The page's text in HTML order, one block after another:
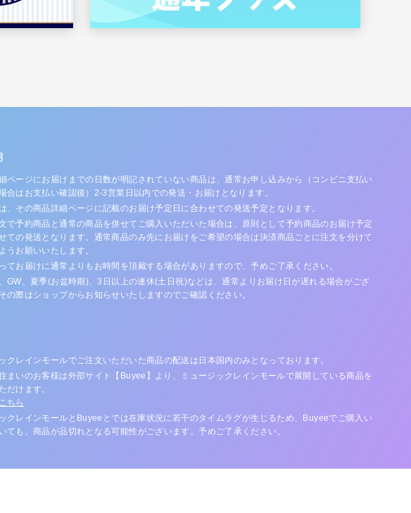
ページにお届けまでの日数が明記されていない商品は、通常お申し込みから（コンビニ支払い
合はお支払い確認後）2-3営業日以内での発送・お届けとなります。
、その商品詳細ページに記載のお届け予定日に合わせての発送予定となります。
で予約商品と通常の商品を併せてご購入いただいた場合は、原則として予約商品のお届け予定
ての発送となります。通常商品のみ先にお届けをご希望の場合は決済商品ごとに注文を分けて
うお願いいたします。
てお届けに通常よりもお時間を頂戴する場合がありますので、予めご了承ください。
GW、夏季(お盆時期)、3日以上の連休(土日祝)などは、通常よりお届け日が遅れる場合がござ
の際はショップからお知らせいたしますのでご確認ください。
クレインモールでご注文いただいた商品の配送は日本国内のみとなっております。
まいのお客様は外部サイト【Buyee】より、ミュージックレインモールで展開している商品を
だけます。
こちら
クレインモールとBuyeeとでは在庫状況に若干のタイムラグが生じるため、Buyeeでご購入い
ても、商品が品切れとなる可能性がございます。予めご了承ください。